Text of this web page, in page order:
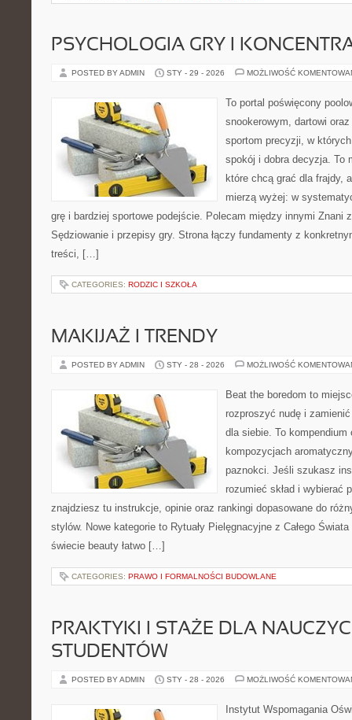
PSYCHOLOGIA GRY I
POSTED BY ADMIN STY - 29 - 2026 MOŻLIWOŚĆ
To portal poświęcony
snookerowym, dartowi
sportom precyzji, w
spokój i dobra decyzja. To
które chcą grać dla frajdy,
mierzą wyżej: w
grę i bardziej sportowe podejście. Polecam między innymi Znani
Sędziowanie i przepisy gry. Strona łączy fundamenty z
treści, […]
CATEGORIES: RODZIC I SZKOŁA
MAKIJAŻ I TRENDY
POSTED BY ADMIN STY - 28 - 2026 MOŻLIWOŚĆ
Beat the boredom to
rozproszyć nudę i
dla siebie. To kompendium
kompozycjach
paznokci. Jeśli szukasz
rozumieć skład i wybierać
znajdziesz tu instrukcje, opinie oraz rankingi dopasowane do
stylów. Nowe kategorie to Rytuały Pielęgnacyjne z Całego
świecie beauty łatwo […]
CATEGORIES: PRAWO I FORMALNOŚCI BUDOWLANE
PRAKTYKI I STAŻE DLA
STUDENTÓW
POSTED BY ADMIN STY - 28 - 2026 MOŻLIWOŚĆ
Instytut Wspomagania